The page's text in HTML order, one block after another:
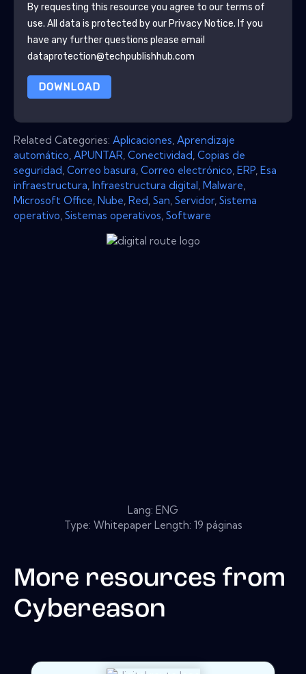
By requesting this resource you agree to our terms of
use. All data is protected by our Privacy Notice. If you
have any further questions please email
dataprotection@techpublishhub.com
DOWNLOAD
Related Categories: Aplicaciones Aprendizaje
automático APUNTAR Conectividad Copias de
seguridad Correo basura Correo electrónico ERP Esa
infraestructura Infraestructura digital Malware
Microsoft Office Nube Red San Servidor, Sistema
operativo Sistemas operativos Software
Lang: ENG
Type: Whitepaper Length: 19 páginas
More resources from
Cybereason